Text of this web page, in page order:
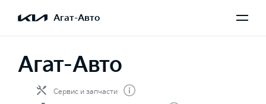
Агат-Авто
Агат-Авто
Сервис и запчасти